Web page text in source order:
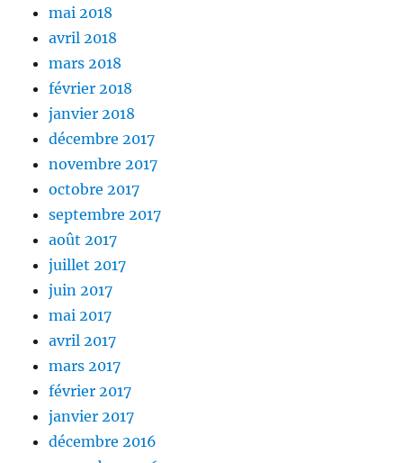
mai 2018
avril 2018
mars 2018
février 2018
janvier 2018
décembre 2017
novembre 2017
octobre 2017
septembre 2017
août 2017
juillet 2017
juin 2017
mai 2017
avril 2017
mars 2017
février 2017
janvier 2017
décembre 2016